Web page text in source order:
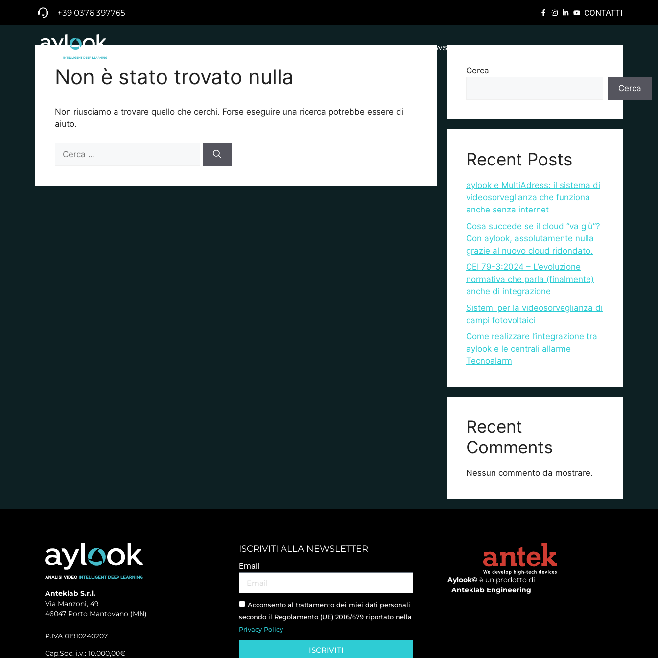
+39 0376 397765 CONTATTI
AZIENDA SOLUZIONI APPLICAZIONI FORMAZIONE STRUMENTI NEWS DOVE ACQUISTARE SUPPORTO TECNICO
Non è stato trovato nulla
Non riusciamo a trovare quello che cerchi. Forse eseguire una ricerca potrebbe essere di
aiuto.
Cerca
Cerca
Recent Posts
aylook e MultiAdress: il sistema di
videosorveglianza che funziona
anche senza internet
Cosa succede se il cloud “va giù”?
Con aylook, assolutamente nulla
grazie al nuovo cloud ridondato.
CEI 79-3:2024 – L’evoluzione
normativa che parla (finalmente)
anche di integrazione
Sistemi per la videosorveglianza di
campi fotovoltaici
Come realizzare l’integrazione tra
aylook e le centrali allarme
Tecnoalarm
Recent
Comments
Nessun commento da mostrare.
Anteklab S.r.l.
Via Manzoni, 49
46047 Porto Mantovano (MN)
P.IVA 01910240207
Cap.Soc. i.v.: 10.000,00€
ISCRIVITI ALLA NEWSLETTER
Email
Acconsento al trattamento dei miei dati personali
secondo il Regolamento (UE) 2016/679 riportato nella
Privacy Policy
ISCRIVITI
Aylook©è un prodotto di
Anteklab Engineering